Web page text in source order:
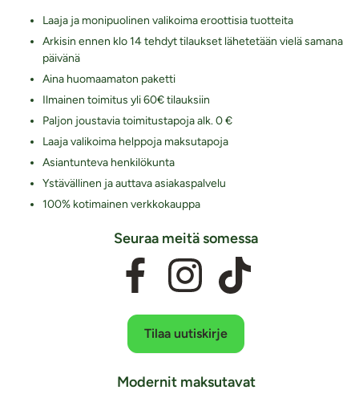
Laaja ja monipuolinen valikoima eroottisia tuotteita
Arkisin ennen klo 14 tehdyt tilaukset lähetetään vielä samana
päivänä
Aina huomaamaton paketti
Ilmainen toimitus yli 60€ tilauksiin
Paljon joustavia toimitustapoja alk. 0 €
Laaja valikoima helppoja maksutapoja
Asiantunteva henkilökunta
Ystävällinen ja auttava asiakaspalvelu
100% kotimainen verkkokauppa
Seuraa meitä somessa
Tilaa uutiskirje
Modernit maksutavat